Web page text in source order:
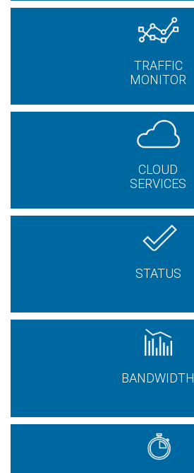
TRAFFIC
MONITOR
CLOUD
SERVICES
STATUS
BANDWIDTH